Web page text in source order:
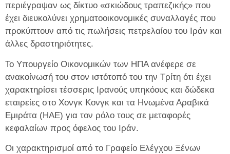
περιέγραψαν ως δίκτυο «σκιώδους τραπεζικής» που
έχει διευκολύνει χρηματοοικονομικές συναλλαγές που
προκύπτουν από τις πωλήσεις πετρελαίου του Ιράν και
άλλες δραστηριότητες.
Το Υπουργείο Οικονομικών των ΗΠΑ ανέφερε σε
ανακοίνωσή του στον ιστότοπό του την Τρίτη ότι έχει
χαρακτηρίσει τέσσερις Ιρανούς υπηκόους και δώδεκα
εταιρείες στο Χονγκ Κονγκ και τα Ηνωμένα Αραβικά
Εμιράτα (ΗΑΕ) για τον ρόλο τους σε μεταφορές
κεφαλαίων προς όφελος του Ιράν.
Οι χαρακτηρισμοί από το Γραφείο Ελέγχου Ξένων